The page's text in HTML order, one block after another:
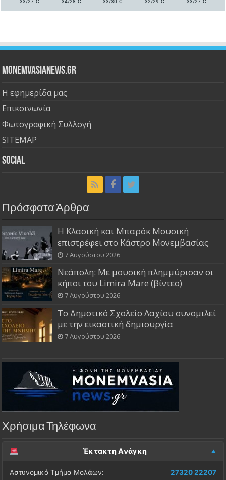
Monemvasianews.gr
Η εφημερίδα μας
Επικοινωνία
Φωτογραφική Συλλογή
SITEMAP
Social
Πρόσφατα Άρθρα
Η Κλασική και Μπαρόκ Μουσική
επιστρέφει στο Κάστρο Μονεμβασίας
7 Αυγούστου 2026
Νεάπολη: Με μουσική πλημμύρισαν οι
κήποι του Limira Mare (βίντεο)
7 Αυγούστου 2026
Το Δημοτικό Σχολείο Λαχίου συνομιλεί
με την εικαστική δημιουργία
7 Αυγούστου 2026
Χρήσιμα Τηλέφωνα
Έκτακτη Ανάγκη
Αστυνομικό Τμήμα Μολάων: 27320 22207